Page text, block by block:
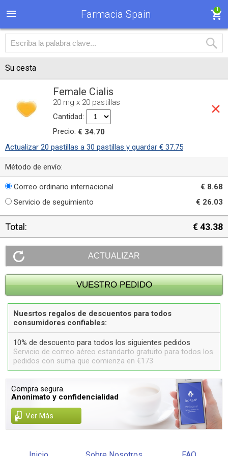
Farmacia Spain 1
Su cesta
Female Cialis
20 mg x 20 pastillas
Cantidad:
Precio: € 34.70
Actualizar 20 pastillas a 30 pastillas y guardar € 37.75
Método de envío:
Correo ordinario internacional
€ 8.68
Servicio de seguimiento
€ 26.03
Total: € 43.38
Nuesrtos regalos de descuentos para todos
consumidores confiables:
10% de descuento para todos los siguientes pedidos
Servicio de correo aéreo estandarto gratuito para todos los
pedidos con suma que comienza en €173
Compra segura.
Anonimato y confidencialidad
Ver Más